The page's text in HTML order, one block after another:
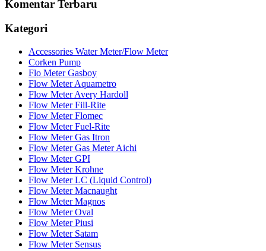
Komentar Terbaru
Kategori
Accessories Water Meter/Flow Meter
Corken Pump
Flo Meter Gasboy
Flow Meter Aquametro
Flow Meter Avery Hardoll
Flow Meter Fill-Rite
Flow Meter Flomec
Flow Meter Fuel-Rite
Flow Meter Gas Itron
Flow Meter Gas Meter Aichi
Flow Meter GPI
Flow Meter Krohne
Flow Meter LC (Liquid Control)
Flow Meter Macnaught
Flow Meter Magnos
Flow Meter Oval
Flow Meter Piusi
Flow Meter Satam
Flow Meter Sensus